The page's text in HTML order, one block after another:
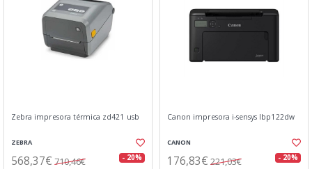
Zebra impresora térmica zd421 usb
ZEBRA
568,37€ 710,46€ - 20%
Canon impresora i-sensys lbp122dw
CANON
176,83€ 221,03€ - 20%